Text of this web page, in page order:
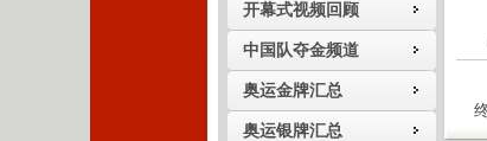
开幕式视频回顾
中国队夺金频道
奥运金牌汇总
奥运银牌汇总